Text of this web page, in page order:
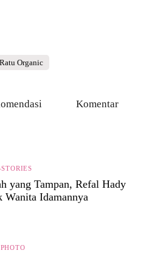
Ratu Organic
Komentar
yang Tampan, Refal Hady
Wanita Idamannya
PHOTO